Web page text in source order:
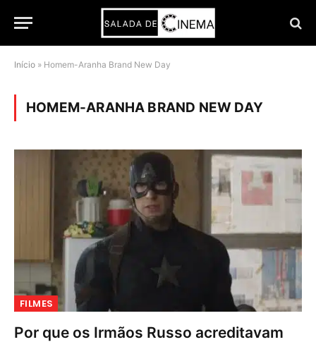
Início » Homem-Aranha Brand New Day
HOMEM-ARANHA BRAND NEW DAY
FILMES
Por que os Irmãos Russo acreditavam